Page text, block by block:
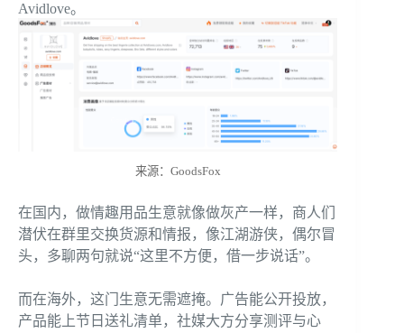
Avidlove。
来源：GoodsFox
在国内，做情趣用品生意就像做灰产一样，商人们
潜伏在群里交换货源和情报，像江湖游侠，偶尔冒
头，多聊两句就说“这里不方便，借一步说话”。
而在海外，这门生意无需遮掩。广告能公开投放，
产品能上节日送礼清单，社媒大方分享测评与心